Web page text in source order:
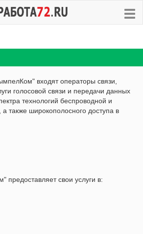
входят операторы связи,
голосовой связи и передачи данных
технологий беспроводной и
также широкополосного доступа в
свои услуги в: